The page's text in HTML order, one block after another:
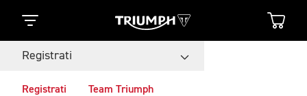
Registrati
Registrati
Team Triumph